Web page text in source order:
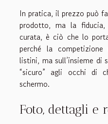
In pratica, il prezzo può
prodotto, ma la fiducia,
curata, è ciò che lo
perché la
listini, ma sull’insieme di
“sicuro” agli occhi di
schermo.
Foto, dettagli e